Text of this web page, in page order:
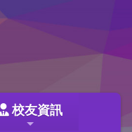
校友資訊